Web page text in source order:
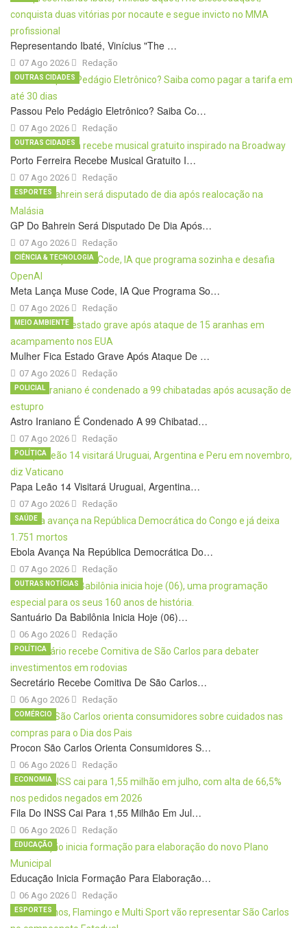
Representando Ibaté, Vinícius "The …
07 Ago 2026 Redação
Passou Pelo Pedágio Eletrônico? Saiba Co…
07 Ago 2026
OUTRAS CIDADES
Redação
Porto Ferreira Recebe Musical Gratuito I…
07 Ago 2026
OUTRAS CIDADES
Redação
GP Do Bahrein Será Disputado De Dia Após…
07 Ago 2026
ESPORTES
Redação
Meta Lança Muse Code, IA Que Programa So…
07 Ago 2026
CIÊNCIA & TECNOLOGIA
Redação
Mulher Fica Estado Grave Após Ataque De …
07 Ago 2026
MEIO AMBIENTE
Redação
Astro Iraniano É Condenado A 99 Chibatad…
07 Ago 2026
POLICIAL
Redação
Papa Leão 14 Visitará Uruguai, Argentina…
07 Ago 2026
POLÍTICA
Redação
Ebola Avança Na República Democrática Do…
07 Ago 2026
SAÚDE
Redação
Santuário Da Babilônia Inicia Hoje (06)…
06 Ago 2026
OUTRAS NOTÍCIAS
Redação
Secretário Recebe Comitiva De São Carlos…
06 Ago 2026
POLÍTICA
Redação
Procon São Carlos Orienta Consumidores S…
06 Ago 2026
COMÉRCIO
Redação
Fila Do INSS Cai Para 1,55 Milhão Em Jul…
06 Ago 2026
ECONOMIA
Redação
Educação Inicia Formação Para Elaboração…
06 Ago 2026
EDUCAÇÃO
Redação
ESPORTES